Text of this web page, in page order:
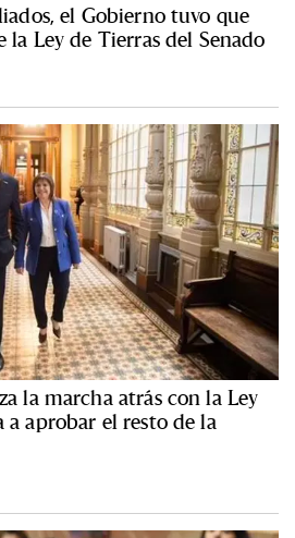
el Gobierno tuvo que
Ley de Tierras del Senado
la marcha atrás con la Ley
a aprobar el resto de la